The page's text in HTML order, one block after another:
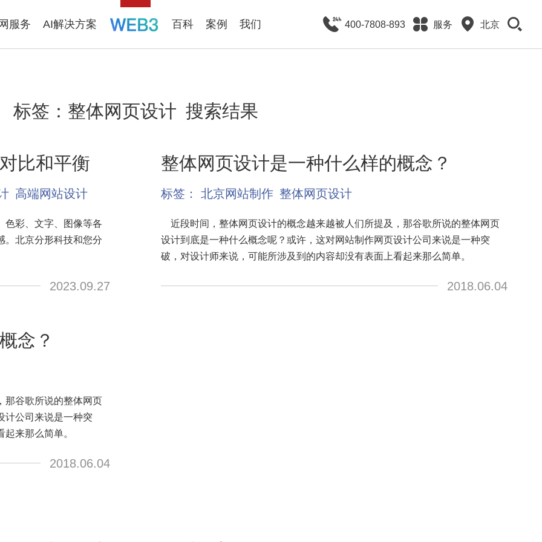
服务 AI解决方案 百科 案例 我们 400-7808-893 服务 北京
标签： 整体网页设计 搜索结果
比和平衡
高端网站设计
色彩、文字、图像等各
。北京分形科技和您分
2023.09.27
念？
谷歌所说的整体网页
计公司来说是一种突
来那么简单。
2018.06.04
整体网页设计是一种什么样的概念？
标签： 北京网站制作 整体网页设计
近段时间，整体网页设计的概念越来越被人们所提及，那谷歌所说的整体网页
设计到底是一种什么概念呢？或许，这对网站制作网页设计公司来说是一种突
破，对设计师来说，可能所涉及到的内容却没有表面上看起来那么简单。
2018.06.04